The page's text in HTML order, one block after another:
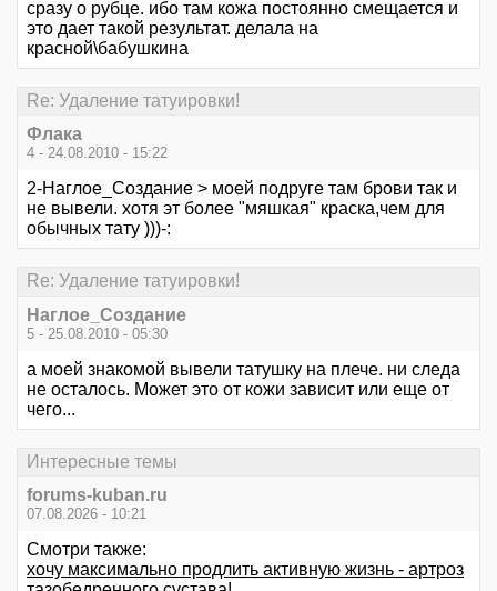
сразу о рубце. ибо там кожа постоянно смещается и
это дает такой результат. делала на
красной\бабушкина
Re: Удаление татуировки!
Флака
4 - 24.08.2010 - 15:22
2-Наглое_Создание > моей подруге там брови так и
не вывели. хотя эт более "мяшкая" краска,чем для
обычных тату )))-:
Re: Удаление татуировки!
Наглое_Создание
5 - 25.08.2010 - 05:30
а моей знакомой вывели татушку на плече. ни следа
не осталось. Может это от кожи зависит или еще от
чего...
Интересные темы
forums-kuban.ru
07.08.2026 - 10:21
Смотри также:
хочу максимально продлить активную жизнь - артроз